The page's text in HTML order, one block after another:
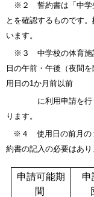
※２ 誓約書は「中学
とを確認するものです。
います。
※３ 中学校の体育
日の午前・午後（夜間
用日の1か月前以前
に利用申請を
ります。
※４ 使用日の前月の
約書の記入の必要はあり
申請可能期
間
申